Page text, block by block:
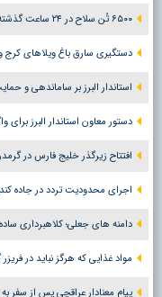
۶۵۰۰ تُن سلاح در ۲۴ ساعت گذشته از آمریکا به اسرائیل ارسال شد
دستگیری سارق باغ ویلاهای کرج و کشف ۵۶
استاندار البرز بر ساماندهی و
دستور معاون استاندار البرز برای واگذاری ۴۳۰۰ واحد
افتتاح زیرگذر خلیج فارس در
اجرای محدودیت تردد در جاده کندوان و
دامنه های جعلی؛ کلاهبرداری
مواد غذایی که هرگز نباید در
پیام معنادار عراقچی پس از سفر